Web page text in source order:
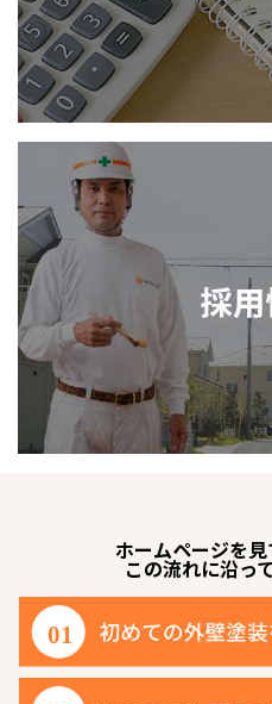
ホームページを見
この流れに沿っ